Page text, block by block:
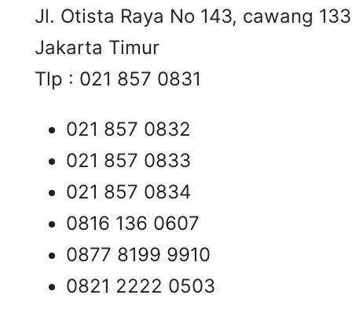
Jl. Otista Raya No 143, cawang
Jakarta Timur
Tlp : 021 857 0831
021 857 0832
021 857 0833
021 857 0834
0816 136 0607
0877 8199 9910
0821 2222 0503